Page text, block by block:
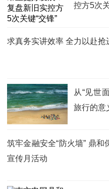
控方5次
求真务实讲效率 全力以赴抢
从“见世
旅行的意
筑牢金融安全“防火墙” 鼎
宣传月活动